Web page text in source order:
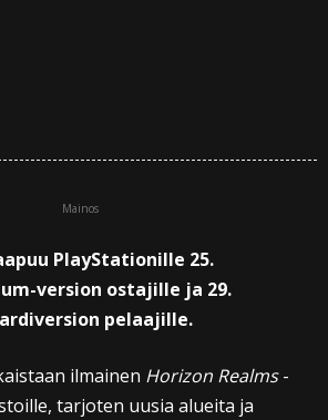
Mainos
PlayStationille 25.
version ostajille ja 29.
pelaajille.
ilmainen Horizon Realms-
tarjoten uusia alueita ja